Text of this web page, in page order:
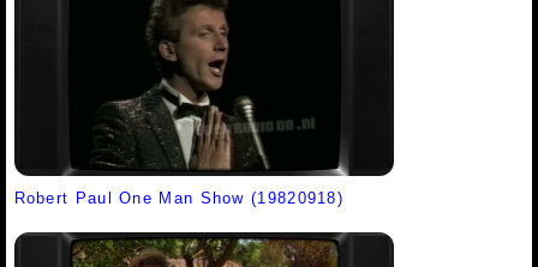
Robert Paul One Man Show (19820918)